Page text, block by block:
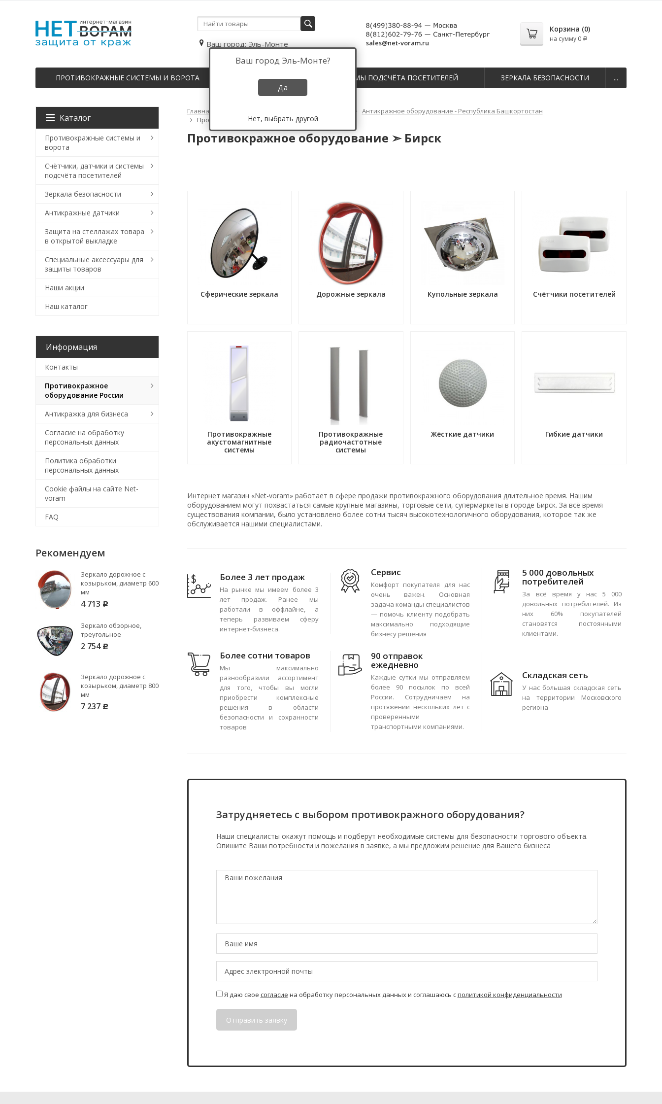
Ваш город: Эль-Монте
Ваш город Эль-Монте?
Да
Нет, выбрать другой
sales@net-voram.ru
Корзина (0)
на сумму 0 Р
ПРОТИВОКРАЖНЫЕ СИСТЕМЫ И ВОРОТА СЧЁТЧИКИ, ДАТЧИКИ И СИСТЕМЫ ПОДСЧЁТА ПОСЕТИТЕЛЕЙ ЗЕРКАЛА БЕЗОПАСНОСТИ ...
Главная
Антикражное оборудование - Республика Башкортостан
Противокражное оборудование ➣ Бирск
Противокражное оборудование ➣ Бирск
Сферические зеркала Дорожные зеркала Купольные зеркала Счётчики посетителей
Противокражные
акустомагнитные
системы
Противокражные
радиочастотные
системы
Жёсткие датчики Гибкие датчики
Интернет магазин «Net-voram» работает в сфере продажи противокражного оборудования длительное время. Нашим
оборудованием могут похвастаться самые крупные магазины, торговые сети, супермаркеты в городе Бирск. За всё время
существования компании, было установлено более сотни тысяч высокотехнологичного оборудования, которое так же
обслуживается нашими специалистами.
Более 3 лет продаж
На рынке мы имеем более 3
лет продаж. Ранее мы
работали в оффлайне, а
теперь развиваем сферу
интернет-бизнеса.
Сервис
Комфорт покупателя для нас
очень важен. Основная
задача команды специалистов
— помочь клиенту подобрать
максимально подходящие
бизнесу решения
5 000 довольных
потребителей
За всё время у нас 5 000
довольных потребителей. Из
них 60% покупателей
становятся постоянными
клиентами.
Более сотни товаров
Мы максимально
разнообразили ассортимент
для того, чтобы вы могли
приобрести комплексные
решения в области
безопасности и сохранности
товаров
90 отправок
ежедневно
Каждые сутки мы отправляем
более 90 посылок по всей
России. Сотрудничаем на
протяжении нескольких лет с
проверенными
транспортными компаниями.
Складская сеть
У нас большая складская сеть
на территории Московского
региона
Затрудняетесь с выбором противокражного оборудования?
Наши специалисты окажут помощь и подберут необходимые системы для безопасности торгового объекта.
Опишите Ваши потребности и пожелания в заявке, а мы предложим решение для Вашего бизнеса
Я даю свое согласие на обработку персональных данных и соглашаюсь сполитикой конфиденциальности
Каталог
Противокражные системы и
ворота
Счётчики, датчики и системы
подсчёта посетителей
Зеркала безопасности
Антикражные датчики
Защита на стеллажах товара
в открытой выкладке
Специальные аксессуары для
защиты товаров
Наши акции
Наш каталог
Информация
Контакты
Противокражное
оборудование России
Антикражка для бизнеса
Согласие на обработку
персональных данных
Политика обработки
персональных данных
Cookie файлы на сайте Net-
voram
FAQ
Рекомендуем
Зеркало дорожное с
козырьком, диаметр 600
мм
4 713 Р
Зеркало обзорное,
треугольное
2 754 Р
Зеркало дорожное с
козырьком, диаметр 800
мм
7 237 Р